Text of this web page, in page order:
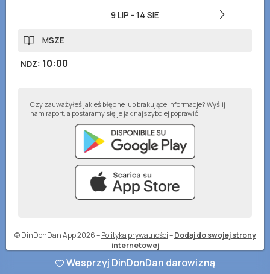
9 LIP - 14 SIE
MSZE
NDZ: 10:00
Czy zauważyłeś jakieś błędne lub brakujące informacje? Wyślij
nam raport, a postaramy się je jak najszybciej poprawić!
© DinDonDan App 2026– Polityka prywatności– Dodaj do swojej strony
internetowej
Wesprzyj DinDonDan darowizną